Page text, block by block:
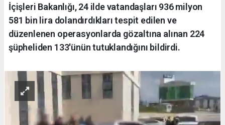
İçişleri Bakanlığı, 24 ilde vatandaşları 936 milyon
581 bin lira dolandırdıkları tespit edilen ve
düzenlenen operasyonlarda gözaltına alınan 224
şüpheliden 133'ünün tutuklandığını bildirdi.